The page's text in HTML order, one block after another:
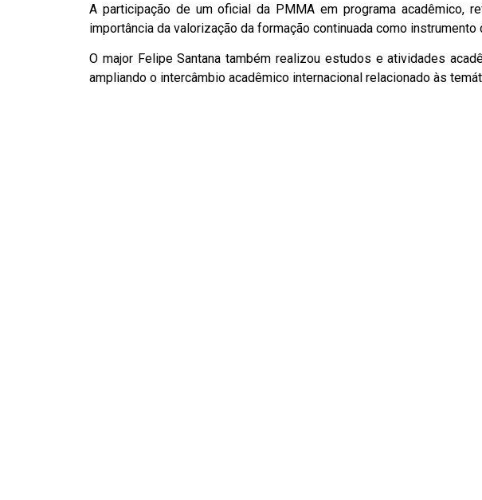
A participação de um oficial da PMMA em programa acadêmico,
importância da valorização da formação continuada como
O major Felipe Santana também realizou estudos e atividades
ampliando o intercâmbio acadêmico internacional relacionado às